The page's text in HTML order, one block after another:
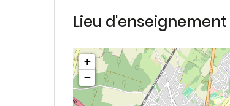
Lieu d'enseignement
+
−